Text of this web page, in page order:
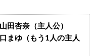
田杏奈（主人公）
まゆ（もう1人の主人